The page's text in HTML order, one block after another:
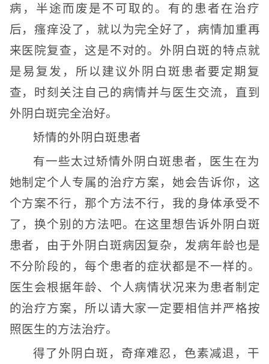
病，半途而废是不可取的。有的患者在治疗
后，瘙痒没了，就以为完全好了，病情加重再
来医院复查，这是不对的。外阴白斑的特点就
是易复发，所以建议外阴白斑患者要定期复
查，时刻关注自己的病情并与医生交流，直到
外阴白斑完全治好。
矫情的外阴白斑患者
有一些太过矫情外阴白斑患者，医生在为
她制定个人专属的治疗方案，她会告诉你，这
个方案不行，那个方法不行，我的身体承受不
了，换个别的方法吧。在这里想告诉外阴白斑
患者，由于外阴白斑病因复杂，发病年龄也是
不分阶段的，每个患者的症状都是不一样的。
医生会根据年龄、个人病情状况来为患者制定
的治疗方案，所以请大家一定要相信并严格按
照医生的方法治疗。
得了外阴白斑，奇痒难忍，色素减退，干